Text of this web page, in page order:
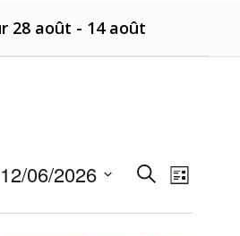
28 août - 14 août
Recherche
de
vues
Liste
12/06/2026